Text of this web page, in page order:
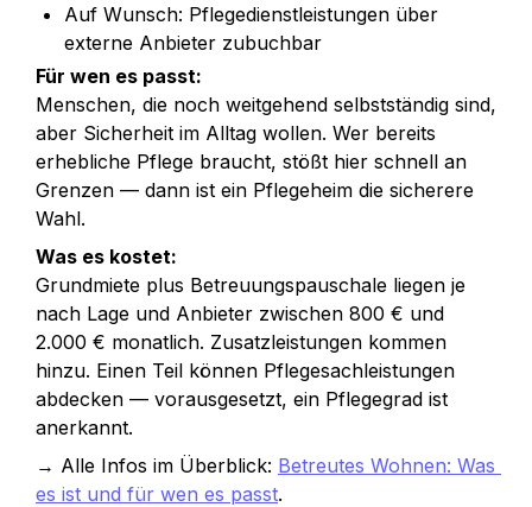
Auf Wunsch: Pflegedienstleistungen über
externe Anbieter zubuchbar
Für wen es passt:
Menschen, die noch weitgehend selbstständig sind,
aber Sicherheit im Alltag wollen. Wer bereits
erhebliche Pflege braucht, stößt hier schnell an
Grenzen — dann ist ein Pflegeheim die sicherere
Wahl.
Was es kostet:
Grundmiete plus Betreuungspauschale liegen je
nach Lage und Anbieter zwischen 800 € und
2.000 € monatlich. Zusatzleistungen kommen
hinzu. Einen Teil können Pflegesachleistungen
abdecken — vorausgesetzt, ein Pflegegrad ist
anerkannt.
→ Alle Infos im Überblick: Betreutes Wohnen: Was
es ist und für wen es passt.